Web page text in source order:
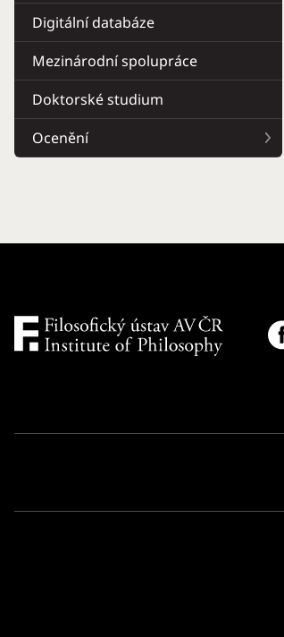
Digitální databáze
Mezinárodní spolupráce
Doktorské studium
Ocenění